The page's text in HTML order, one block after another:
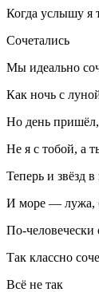
Когда услышу я
Сочетались
Мы идеально
Как ночь с
Но день
Не я с тобой, а
Теперь и звёзд
И море — лужа,
По-человечески
Так классно
Всё не так